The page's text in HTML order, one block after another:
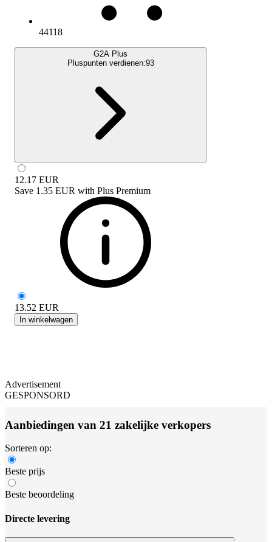
44118
G2A Plus
Pluspunten verdienen:93
12.17 EUR
Save 1.35 EUR with Plus Premium
13.52 EUR
In winkelwagen
Advertisement
GESPONSORD
Aanbiedingen van 21 zakelijke verkopers
Sorteren op:
Beste prijs
Beste beoordeling
Directe levering